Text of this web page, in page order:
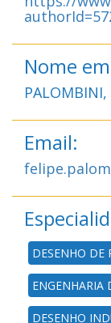
Nome
PALOMBINI,
Email:
DESENHO DE
ENGENHARIA
DESENHO